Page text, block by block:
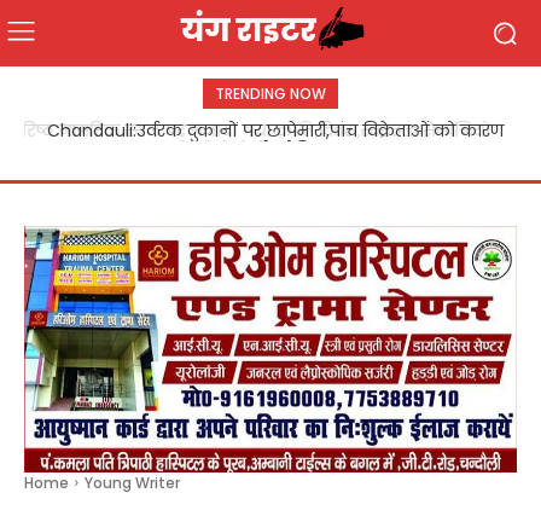
TRENDING NOW
Chandauli:उर्वरक दुकानों पर छापेमारी,पांच विक्रेताओं को कारण
Home Young Writer